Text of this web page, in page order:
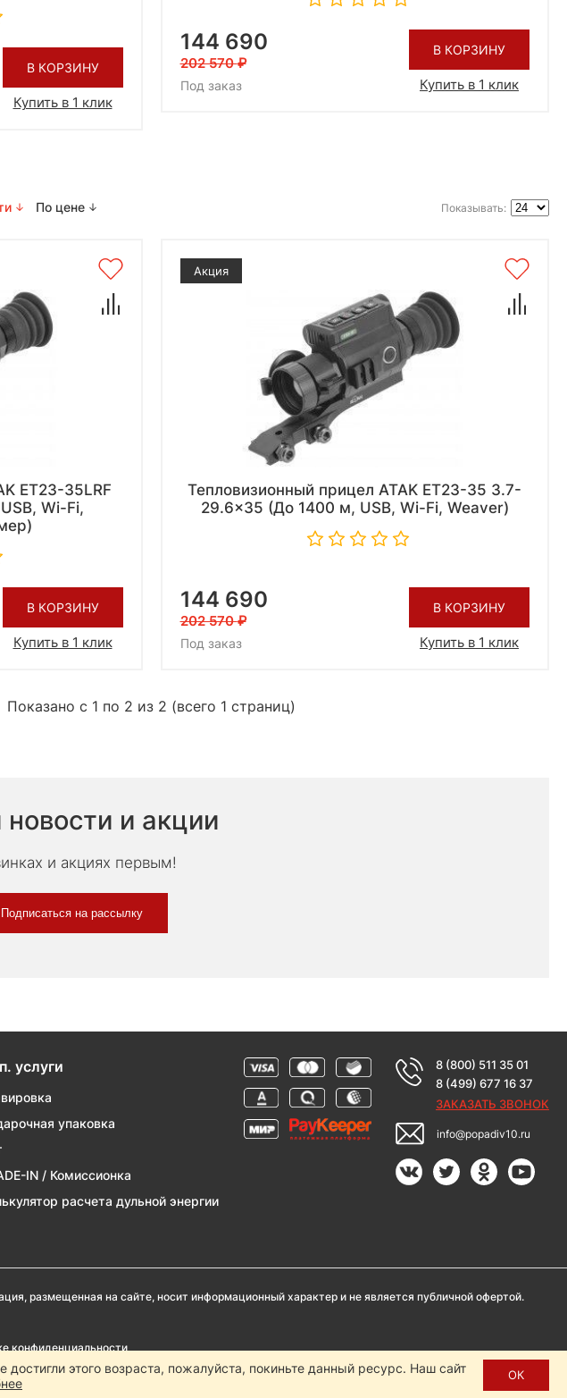
В КОРЗИНУ
Купить в 1 клик
144 690
202 570
Под заказ
В КОРЗИНУ
Купить в 1 клик
По цене Показывать:
ET23-35LRF
Wi-Fi,
В КОРЗИНУ
Купить в 1 клик
Акция
Тепловизионный прицел ATAK ET23-35 3.7-
29.6x35 (До 1400 м, USB, Wi-Fi, Weaver)
144 690
202 570
Под заказ
В КОРЗИНУ
Купить в 1 клик
Показано с 1 по 2 из 2 (всего 1 страниц)
и акции
и акциях первым!
Подписаться на рассылку
услуги
упаковка
IN / Комиссионка
расчета дульной энергии
8 (800) 511 35 01
8 (499) 677 16 37
ЗАКАЗАТЬ ЗВОНОК
info@popadiv10.ru
размещенная на сайте, носит информационный характер и не является публичной офертой.
конфиденциальности
согласия администрации сайта Popadiv10.
этого возраста, пожалуйста, покиньте данный ресурс. Наш сайт
ОК